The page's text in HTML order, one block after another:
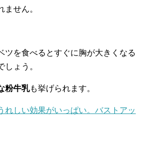
ません。
ツを食べるとすぐに胸が大きくなる
しょう。
粉牛乳も挙げられます。
れしい効果がいっぱい。バストアッ